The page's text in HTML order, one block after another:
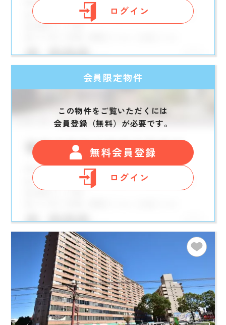
ログイン
会員限定物件
この物件をご覧いただくには
会員登録（無料）が必要です。
無料会員登録
ログイン